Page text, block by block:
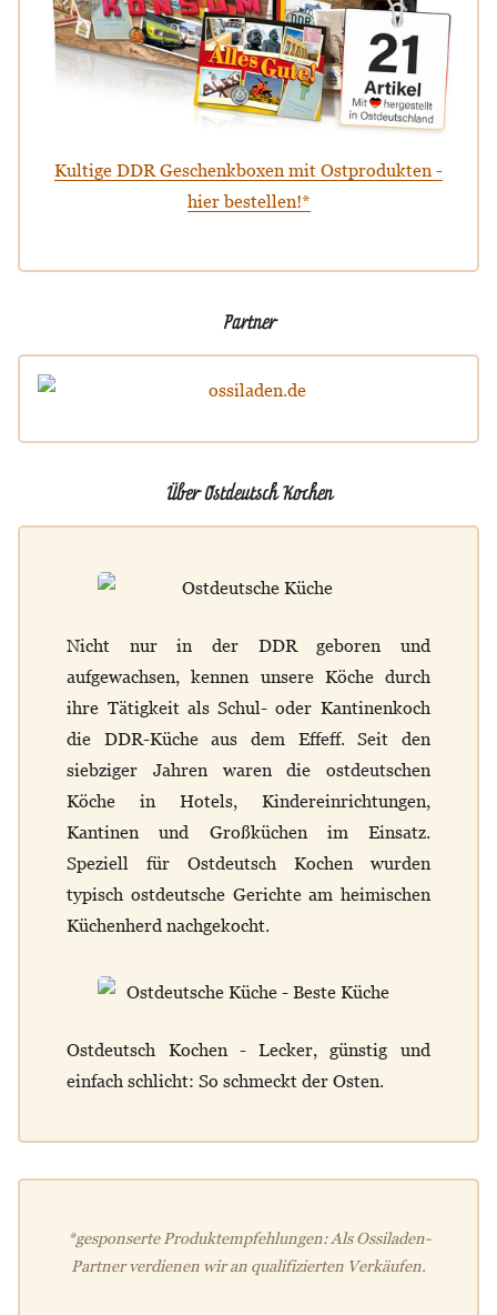
Kultige DDR Geschenkboxen mit Ostprodukten -
hier bestellen!*
Partner
Über Ostdeutsch Kochen
Nicht nur in der DDR geboren und
aufgewachsen, kennen unsere Köche durch
ihre Tätigkeit als Schul- oder Kantinenkoch
die DDR-Küche aus dem Effeff. Seit den
siebziger Jahren waren die ostdeutschen
Köche in Hotels, Kindereinrichtungen,
Kantinen und Großküchen im Einsatz.
Speziell für Ostdeutsch Kochen wurden
typisch ostdeutsche Gerichte am heimischen
Küchenherd nachgekocht.
Ostdeutsch Kochen - Lecker, günstig und
einfach schlicht: So schmeckt der Osten.
*gesponserte Produktempfehlungen: Als Ossiladen-
Partner verdienen wir an qualifizierten Verkäufen.